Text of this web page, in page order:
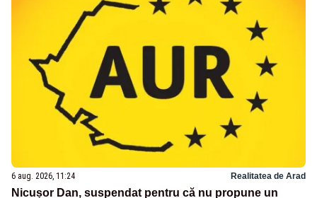
6 aug. 2026, 11:24 Realitatea de Arad
Nicușor Dan, suspendat pentru că nu propune un